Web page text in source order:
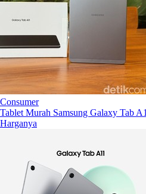
Consumer
Tablet Murah Samsung Galaxy Tab
Harganya